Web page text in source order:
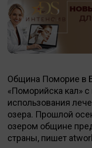
Община Поморие в
«Поморийска кал»
использования
озера. Прошлой
озером общине
страны, пишет